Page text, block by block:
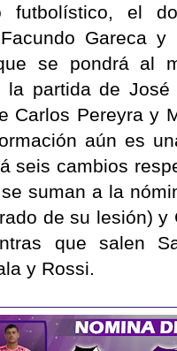
el
Gareca
se pondrá al
la partida de
Carlos Pereyra y
aún es
seis cambios
suman a la
de su lesión)
que salen
y Rossi.